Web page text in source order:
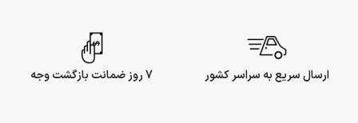
ارسال سریع به سراسر کشور 7 روز ضمانت بازگشت وجه